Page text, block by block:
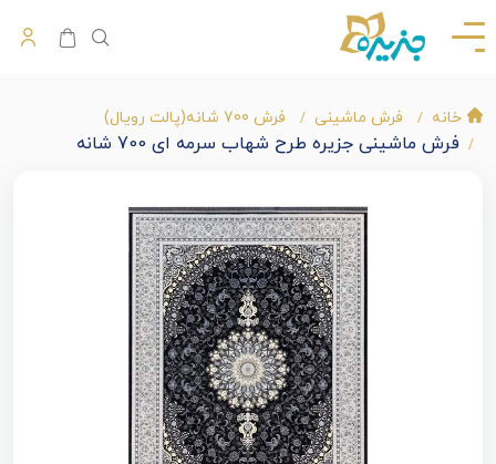
خانه فرش ماشینی فرش 700 شانه(پالت رویال)
فرش ماشینی جزیره طرح شهاب سرمه ای 700 شانه